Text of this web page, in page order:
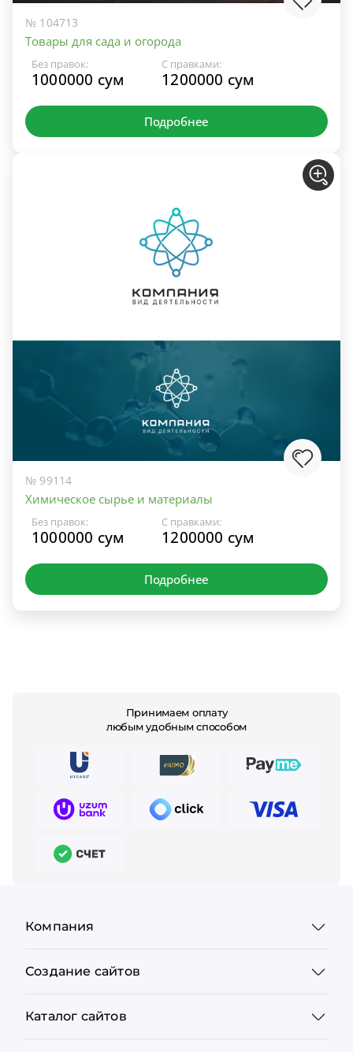
№ 104713
Товары для сада и огорода
Без правок:
1000000 сум
С правками:
1200000 сум
Подробнее
№ 99114
Химическое сырье и материалы
Без правок:
1000000 сум
С правками:
1200000 сум
Подробнее
Принимаем оплату
любым удобным способом
Компания
Создание сайтов
Каталог сайтов